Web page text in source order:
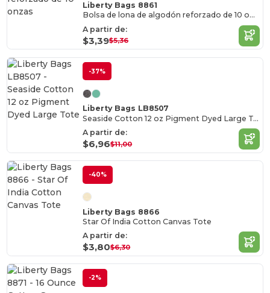
Liberty Bags 8861
Bolsa de lona de algodón reforzado de 10 onzas
A partir de:
$3,39$5,36
-37%
Liberty Bags LB8507
Seaside Cotton 12 oz Pigment Dyed Large Tote
A partir de:
$6,96$11,00
-40%
Liberty Bags 8866
Star Of India Cotton Canvas Tote
A partir de:
$3,80$6,30
-2%